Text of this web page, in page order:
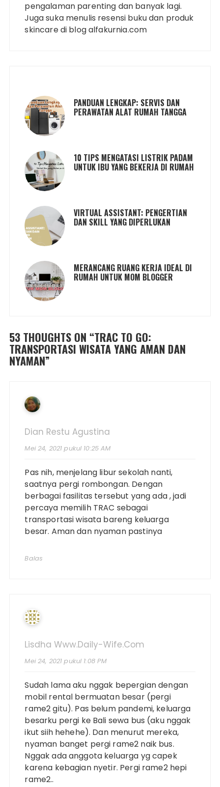
pengalaman parenting dan banyak lagi.
Juga suka menulis resensi buku dan produk
skincare di blog alfakurnia.com
PANDUAN LENGKAP: SERVIS DAN
PERAWATAN ALAT RUMAH TANGGA
10 TIPS MENGATASI LISTRIK PADAM
UNTUK IBU YANG BEKERJA DI RUMAH
VIRTUAL ASSISTANT: PENGERTIAN
DAN SKILL YANG DIPERLUKAN
MERANCANG RUANG KERJA IDEAL DI
RUMAH UNTUK MOM BLOGGER
53 THOUGHTS ON “TRAC TO GO:
TRANSPORTASI WISATA YANG AMAN DAN
NYAMAN”
Dian Restu Agustina
Mei 24, 2021 pukul 10:25 AM
Pas nih, menjelang libur sekolah nanti,
saatnya pergi rombongan. Dengan
berbagai fasilitas tersebut yang ada , jadi
percaya memilih TRAC sebagai
transportasi wisata bareng keluarga
besar. Aman dan nyaman pastinya
Balas
Lisdha Www.daily-Wife.com
Mei 24, 2021 pukul 1:08 PM
Sudah lama aku nggak bepergian dengan
mobil rental bermuatan besar (pergi
rame2 gitu). Pas belum pandemi, keluarga
besarku pergi ke Bali sewa bus (aku nggak
ikut siih hehehe). Dan menurut mereka,
nyaman banget pergi rame2 naik bus.
Nggak ada anggota keluarga yg capek
karena kebagian nyetir. Pergi rame2 hepi
rame2..